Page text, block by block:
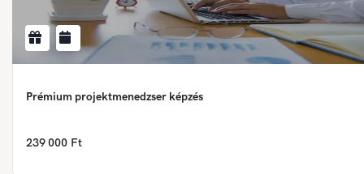
Prémium projektmenedzser képzés
239 000 Ft